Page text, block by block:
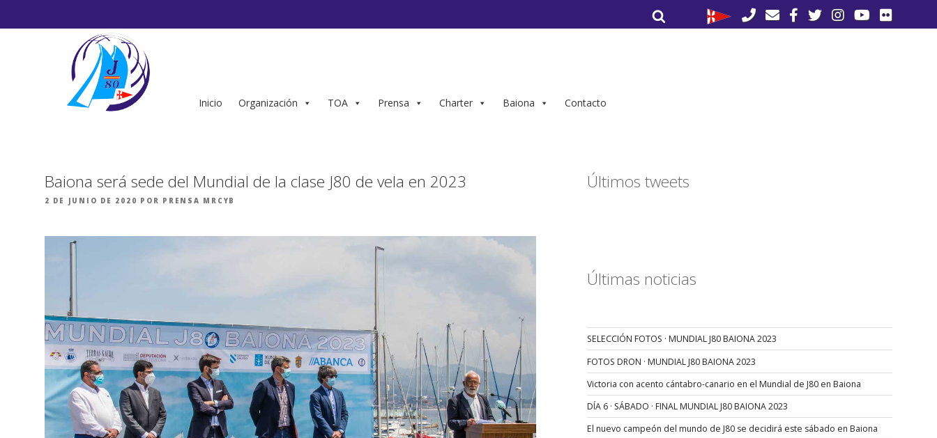
por:
Inicio Organización TOA Prensa Charter Baiona Contacto
Baiona será sede del Mundial de la clase J80 de vela en 2023
PUBLICADO
2 DE JUNIO DE 2020 POR PRENSA MRCYB
Últimos tweets
Últimas noticias
SELECCIÓN FOTOS · MUNDIAL J80 BAIONA 2023
FOTOS DRON · MUNDIAL J80 BAIONA 2023
Victoria con acento cántabro-canario en el Mundial de J80 en Baiona
DÍA 6 · SÁBADO · FINAL MUNDIAL J80 BAIONA 2023
El nuevo campeón del mundo de J80 se decidirá este sábado en Baiona